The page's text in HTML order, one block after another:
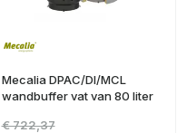
Mecalia DPAC/DI/MCL
wandbuffer vat van 80 liter
€ 722,37